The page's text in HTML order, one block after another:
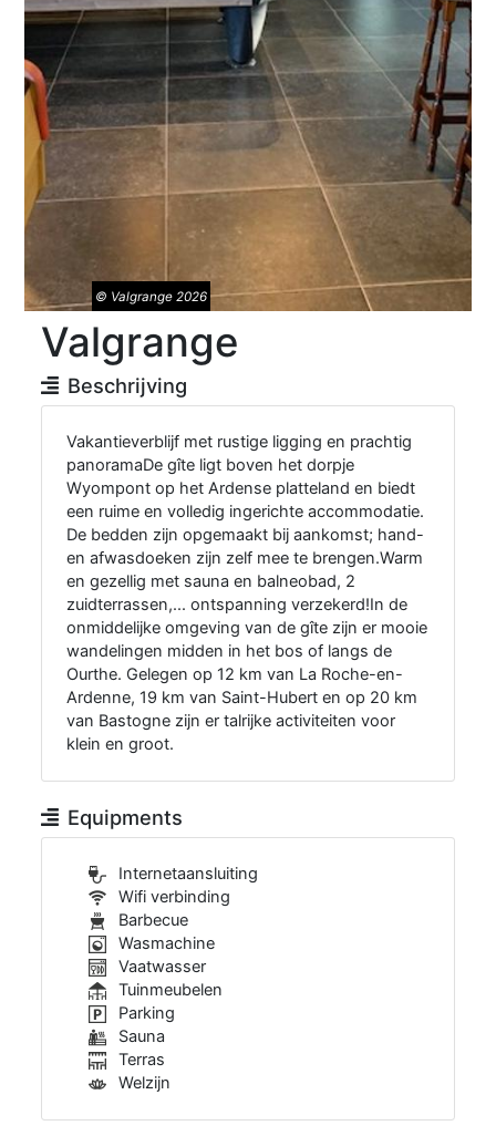
© Valgrange 2026
Valgrange
Beschrijving
Vakantieverblijf met rustige ligging en prachtig
panoramaDe gîte ligt boven het dorpje
Wyompont op het Ardense platteland en biedt
een ruime en volledig ingerichte accommodatie.
De bedden zijn opgemaakt bij aankomst; hand-
en afwasdoeken zijn zelf mee te brengen.Warm
en gezellig met sauna en balneobad, 2
zuidterrassen,... ontspanning verzekerd!In de
onmiddelijke omgeving van de gîte zijn er mooie
wandelingen midden in het bos of langs de
Ourthe. Gelegen op 12 km van La Roche-en-
Ardenne, 19 km van Saint-Hubert en op 20 km
van Bastogne zijn er talrijke activiteiten voor
klein en groot.
Equipments
Internetaansluiting
Wifi verbinding
Barbecue
Wasmachine
Vaatwasser
Tuinmeubelen
Parking
Sauna
Terras
Welzijn